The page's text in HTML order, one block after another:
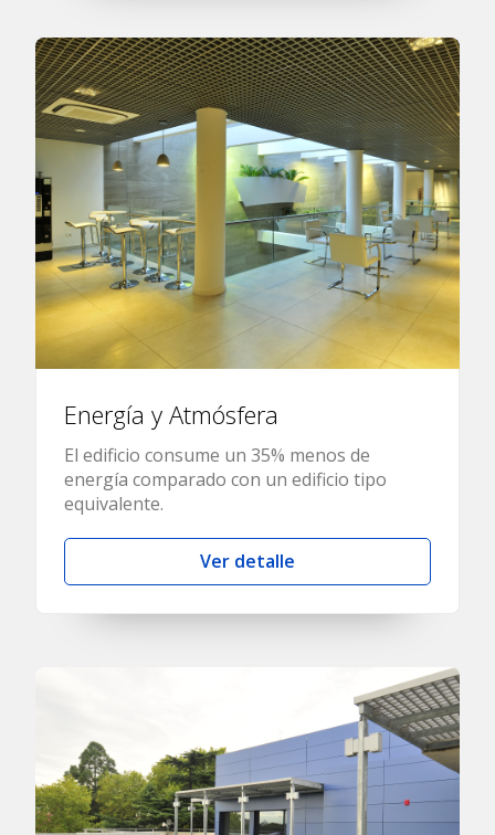
Energía y Atmósfera
El edificio consume un 35% menos de
energía comparado con un edificio tipo
equivalente.
Ver detalle